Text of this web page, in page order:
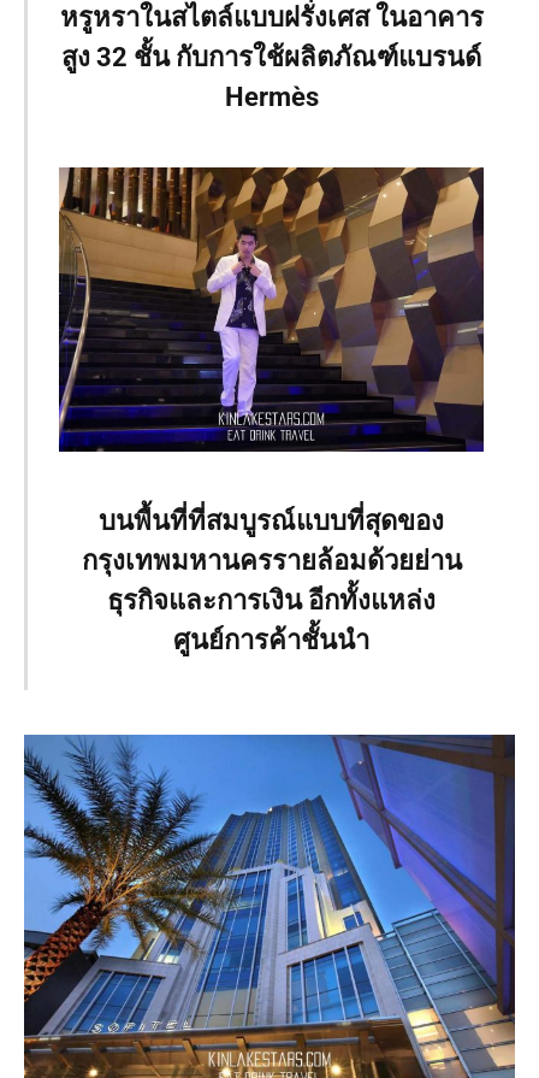
หรูหราในสไตล์แบบฝรั่งเศส ในอาคาร
สูง 32 ชั้น กับการใช้ผลิตภัณฑ์แบรนด์
Hermès
บนพื้นที่ที่สมบูรณ์แบบที่สุดของ
กรุงเทพมหานครรายล้อมด้วยย่าน
ธุรกิจและการเงิน อีกทั้งแหล่ง
ศูนย์การค้าชั้นนำ